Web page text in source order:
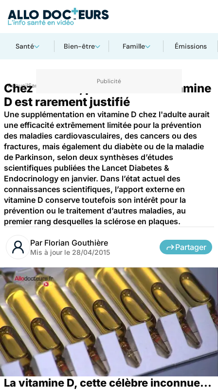
Santé Bien-être Famille Émissions
AccueilSanté
Chez l'adulte, prendre de la vitamine
D est rarement justifié
Une supplémentation en vitamine D chez l'adulte aurait
une efficacité extrêmement limitée pour la prévention
des maladies cardiovasculaires, des cancers ou des
fractures, mais également du diabète ou de la maladie
de Parkinson, selon deux synthèses d’études
scientifiques publiées the Lancet Diabetes &
Endocrinology en janvier. Dans l’état actuel des
connaissances scientifiques, l’apport externe en
vitamine D conserve toutefois son intérêt pour la
prévention ou le traitement d’autres maladies, au
premier rang desquelles la sclérose en plaques.
Par Florian Gouthière
Mis à jour le 28/04/2015
Partager
La vitamine D, cette célèbre inconnue...